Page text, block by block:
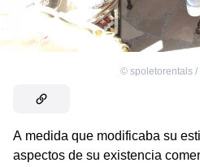
© spoletorentals /
A medida que modificaba su
aspectos de su existencia